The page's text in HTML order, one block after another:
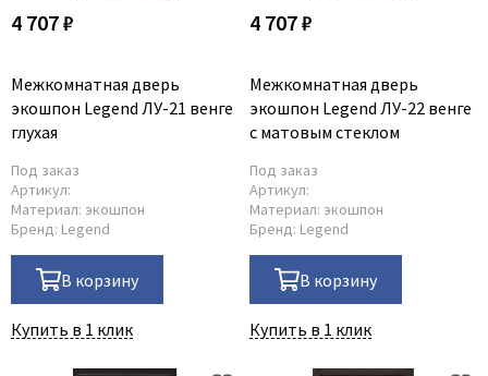
4 707 ₽
Межкомнатная дверь
экошпон Legend ЛУ-21 венге
глухая
Под заказ
Артикул:
Материал: экошпон
Бренд: Legend
В корзину
Купить в 1 клик
4 707 ₽
Межкомнатная дверь
экошпон Legend ЛУ-22 венге
с матовым стеклом
Под заказ
Артикул:
Материал: экошпон
Бренд: Legend
В корзину
Купить в 1 клик